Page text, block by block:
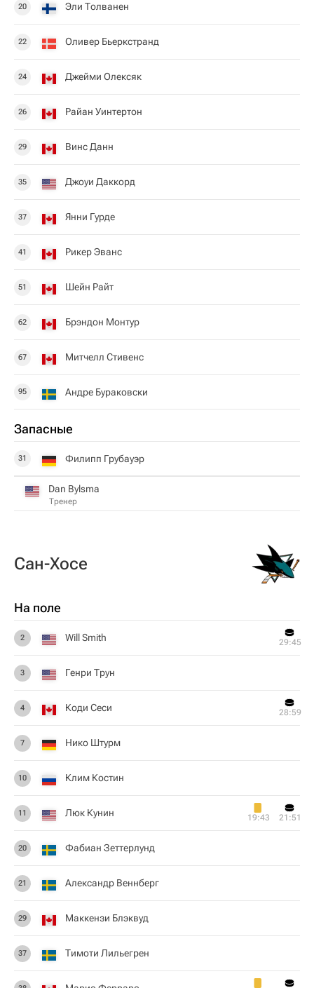
20 Эли Толванен
22 Оливер Бьеркстранд
24 Джейми Олексяк
26 Райан Уинтертон
29 Винс Данн
35 Джоуи Даккорд
37 Янни Гурде
41 Рикер Эванс
51 Шейн Райт
62 Брэндон Монтур
67 Митчелл Стивенс
95 Андре Бураковски
Запасные
31 Филипп Грубауэр
Dan Bylsma
Тренер
Сан-Хосе
На поле
2 Will Smith 29:45
3 Генри Трун
4 Коди Сеси 28:59
7 Нико Штурм
10 Клим Костин
11 Люк Кунин 19:43 21:51
20 Фабиан Зеттерлунд
21 Александр Веннберг
29 Маккензи Блэквуд
37 Тимоти Лильегрен